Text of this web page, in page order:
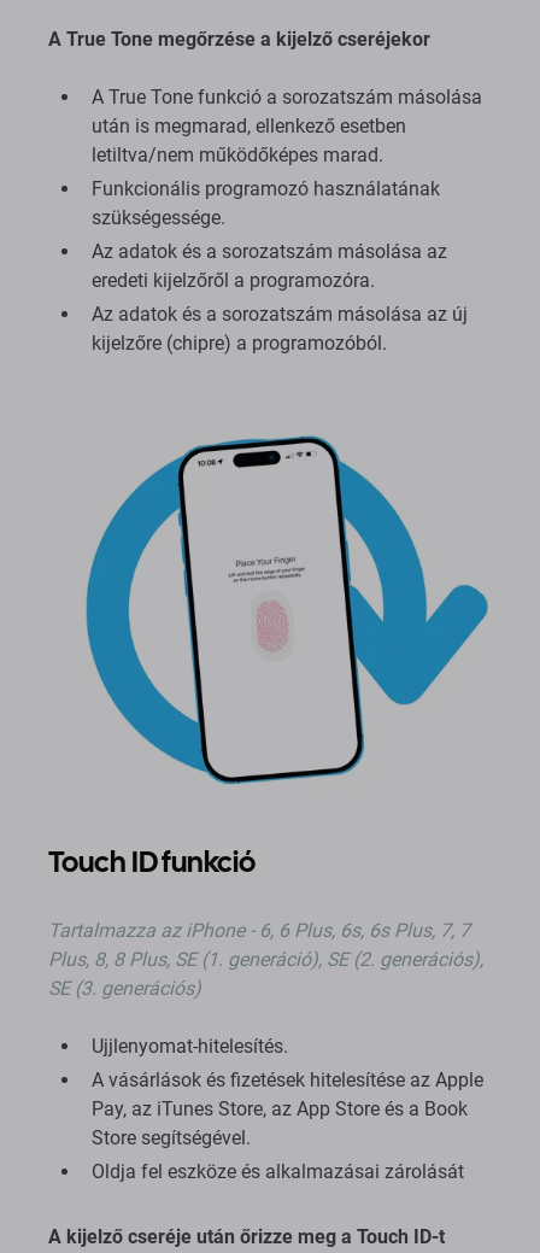
A True Tone megőrzése a kijelző cseréjekor
A True Tone funkció a sorozatszám másolása
után is megmarad, ellenkező esetben
letiltva/nem működőképes marad.
Funkcionális programozó használatának
szükségessége.
Az adatok és a sorozatszám másolása az
eredeti kijelzőről a programozóra.
Az adatok és a sorozatszám másolása az új
kijelzőre (chipre) a programozóból.
Touch ID funkció
Tartalmazza az iPhone - 6, 6 Plus, 6s, 6s Plus, 7, 7
Plus, 8, 8 Plus, SE (1. generáció), SE (2. generációs),
SE (3. generációs)
Ujjlenyomat-hitelesítés.
A vásárlások és fizetések hitelesítése az Apple
Pay, az iTunes Store, az App Store és a Book
Store segítségével.
Oldja fel eszköze és alkalmazásai zárolását
A kijelző cseréje után őrizze meg a Touch ID-t